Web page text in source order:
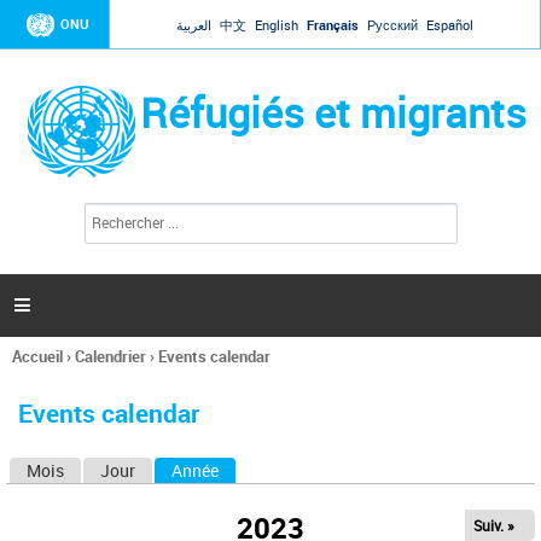
Jump to navigation
ONU العربية 中文 English Français Русский Español
Réfugiés et migrants
l
c
h
e

Vous
ici
Accueil›Calendrier› Events calendar
Events calendar
Mois Jour Année
2023 Suiv. »